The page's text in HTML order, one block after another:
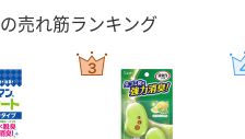
売れ筋ランキング